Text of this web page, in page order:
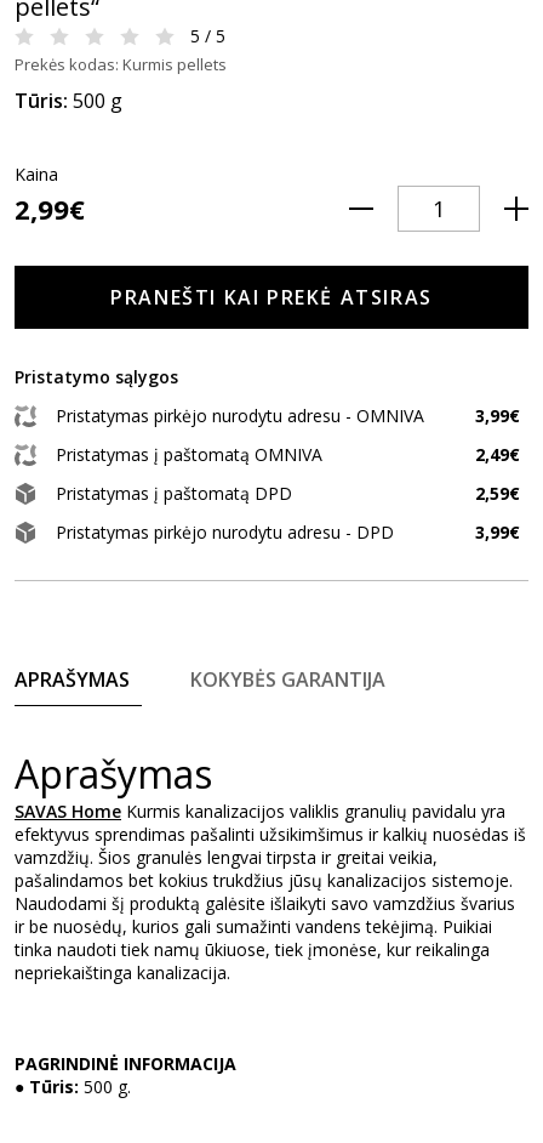
pellets“
5 / 5
Prekės kodas: Kurmis pellets
Tūris: 500 g
Kaina
2,99€
PRANEŠTI KAI PREKĖ ATSIRAS
Pristatymo sąlygos
Pristatymas pirkėjo nurodytu adresu - OMNIVA
3,99€
Pristatymas į paštomatą OMNIVA
2,49€
Pristatymas į paštomatą DPD
2,59€
Pristatymas pirkėjo nurodytu adresu - DPD
3,99€
APRAŠYMAS KOKYBĖS GARANTIJA
Aprašymas
SAVAS Home Kurmis kanalizacijos valiklis granulių pavidalu yra
efektyvus sprendimas pašalinti užsikimšimus ir kalkių nuosėdas iš
vamzdžių. Šios granulės lengvai tirpsta ir greitai veikia,
pašalindamos bet kokius trukdžius jūsų kanalizacijos sistemoje.
Naudodami šį produktą galėsite išlaikyti savo vamzdžius švarius
ir be nuosėdų, kurios gali sumažinti vandens tekėjimą. Puikiai
tinka naudoti tiek namų ūkiuose, tiek įmonėse, kur reikalinga
nepriekaištinga kanalizacija.
PAGRINDINĖ INFORMACIJA
● Tūris: 500 g.